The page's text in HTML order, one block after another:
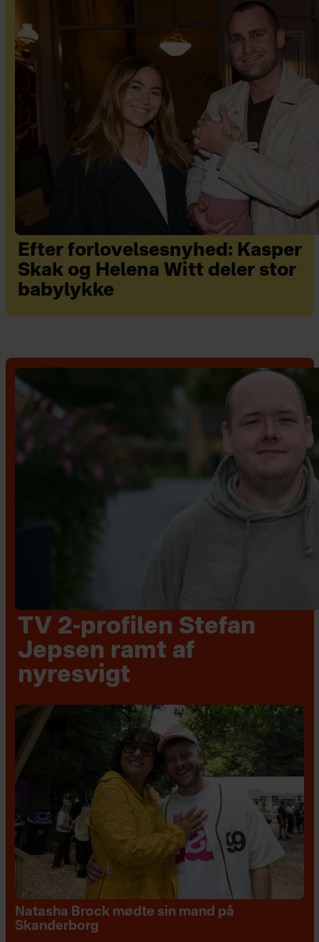
Efter forlovelsesnyhed: Kasper
Skak og Helena Witt deler stor
babylykke
TV 2-profilen Stefan
Jepsen ramt af
nyresvigt
Natasha Brock mødte sin mand på
Skanderborg